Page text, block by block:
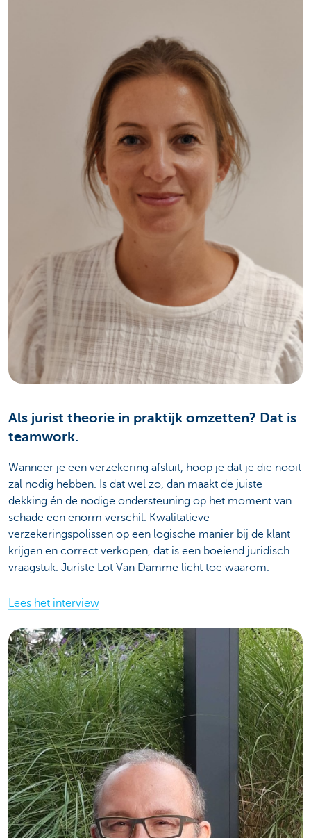
Als jurist theorie in praktijk omzetten? Dat is
teamwork.
Wanneer je een verzekering afsluit, hoop je dat je die nooit
zal nodig hebben. Is dat wel zo, dan maakt de juiste
dekking én de nodige ondersteuning op het moment van
schade een enorm verschil. Kwalitatieve
verzekeringspolissen op een logische manier bij de klant
krijgen en correct verkopen, dat is een boeiend juridisch
vraagstuk. Juriste Lot Van Damme licht toe waarom.
Lees het interview